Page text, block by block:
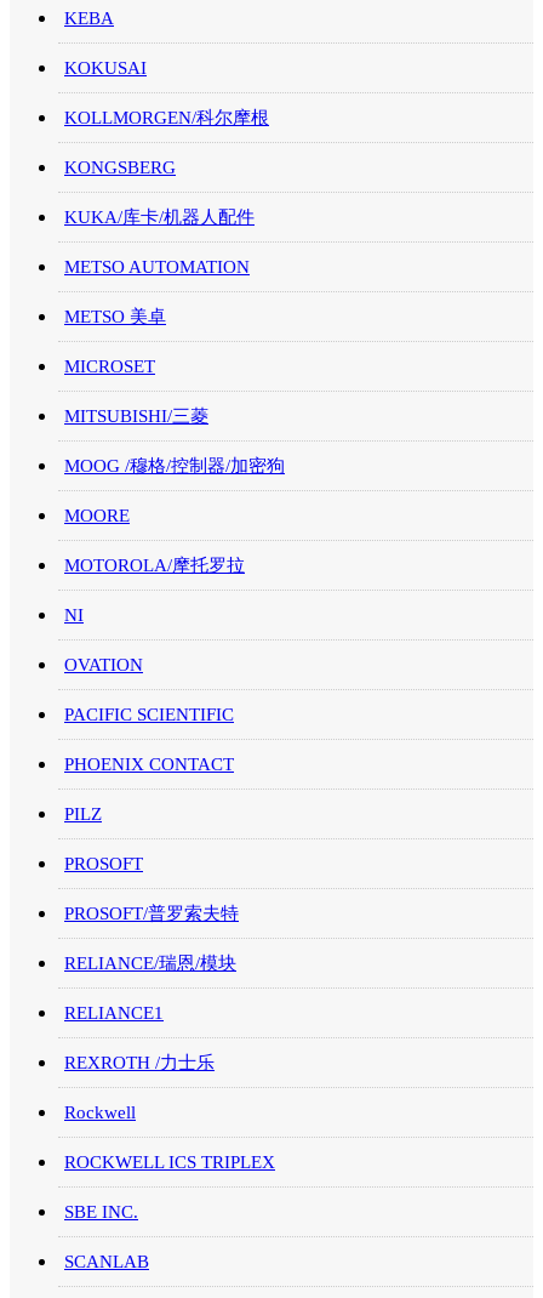
KEBA
KOKUSAI
KOLLMORGEN/科尔摩根
KONGSBERG
KUKA/库卡/机器人配件
METSO AUTOMATION
METSO 美卓
MICROSET
MITSUBISHI/三菱
MOOG /穆格/控制器/加密狗
MOORE
MOTOROLA/摩托罗拉
NI
OVATION
PACIFIC SCIENTIFIC
PHOENIX CONTACT
PILZ
PROSOFT
PROSOFT/普罗索夫特
RELIANCE/瑞恩/模块
RELIANCE1
REXROTH /力士乐
Rockwell
ROCKWELL ICS TRIPLEX
SBE INC.
SCANLAB